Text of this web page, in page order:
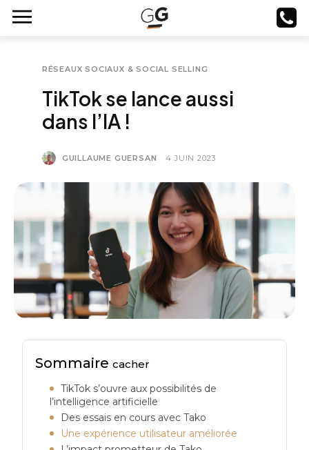
RÉSEAUX SOCIAUX & SOCIAL SELLING
TikTok se lance aussi
dans l’IA !
GUILLAUME GUERSAN 4 JUIN 2023
Sommairecacher
TikTok s’ouvre aux possibilités de
l’intelligence artificielle
Des essais en cours avec Tako
Une expérience utilisateur améliorée